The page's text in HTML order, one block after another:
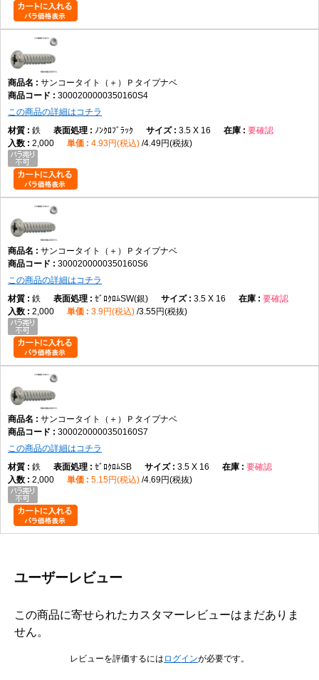
サンコータイト（＋）Ｐタイプナベ
3000200000350160S4
この商品の詳細はコチラ
鉄
ﾉﾝｸﾛﾌﾞﾗｯｸ 3.5 X 16
要確認
2,000
4.93円(税込) 4.49円(税抜)
サンコータイト（＋）Ｐタイプナベ
3000200000350160S6
この商品の詳細はコチラ
鉄
ｾﾞﾛｸﾛﾑSW(銀) 3.5 X 16
要確認
2,000
3.9円(税込) 3.55円(税抜)
サンコータイト（＋）Ｐタイプナベ
3000200000350160S7
この商品の詳細はコチラ
鉄
ｾﾞﾛｸﾛﾑSB 3.5 X 16
要確認
2,000
5.15円(税込) 4.69円(税抜)
ユーザーレビュー
この商品に寄せられたカスタマーレビューはまだありま
せん。
レビューを評価するには ログインが必要です。